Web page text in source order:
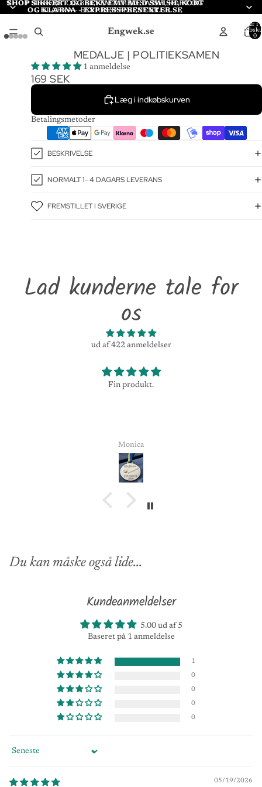
SHOP SIKKERT OG BEKVEMT MED SWISH, KORT
OG KLARNA - EXPRESSPRESENTER.SE
SHOP SIKKERT OG BEKVEMT MED SWISH, KORT OG
KLARNA - EXPRESSPRESENTER.SE
Engwek.se
Varer i
0
MEDALJE | POLITIEKSAMEN
1 anmeldelse
169 SEK
Læg i indkøbskurven
Betalingsmetoder
BESKRIVELSE
NORMALT 1- 4 DAGARS LEVERANS
FREMSTILLET I SVERIGE
Lad kunderne tale for
os
ud af 422 anmeldelser
Fin produkt.
Monica
Du kan måske også lide...
Kundeanmeldelser
5.00 ud af 5
Baseret på 1 anmeldelse
1
0
0
0
0
Sort by
05/19/2026